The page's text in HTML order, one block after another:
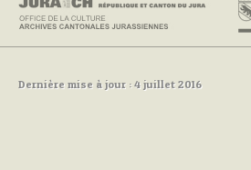
Dernière mise à jour : 4 juillet 2016